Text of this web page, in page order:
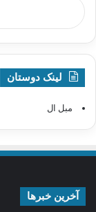
لینک دوستان
مبل ال
آخرین خبرها